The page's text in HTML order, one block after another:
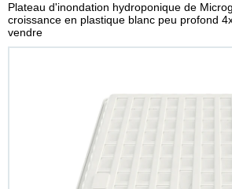
Plateau d'inondation hydroponique de
croissance en plastique blanc peu profond
vendre